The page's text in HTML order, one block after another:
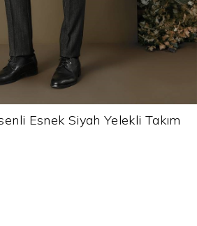
Esnek Siyah Yelekli Takım